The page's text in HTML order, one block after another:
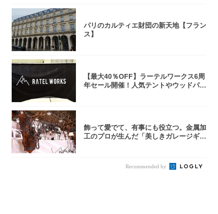
パリのカルティエ財団の新天地【フラン
ス】
【最大40％OFF】ラーテルワークス6周
年セール開催！人気テントやウッドパネ
飾って愛でて、有事にも役立つ。金属加
工のプロが生んだ「美しきガレージギ
Recommended by